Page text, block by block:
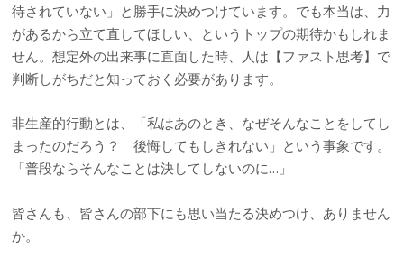
待されていない」と勝手に決めつけています。でも本当は、力
があるから立て直してほしい、というトップの期待かもしれま
せん。想定外の出来事に直面した時、人は【ファスト思考】で
判断しがちだと知っておく必要があります。
非生産的行動とは、「私はあのとき、なぜそんなことをしてし
まったのだろう？ 後悔してもしきれない」という事象です。
「普段ならそんなことは決してしないのに…」
皆さんも、皆さんの部下にも思い当たる決めつけ、ありません
か。